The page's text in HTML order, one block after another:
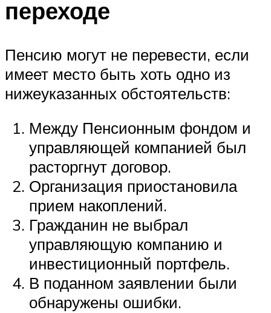
переходе
Пенсию могут не перевести, если
имеет место быть хоть одно из
нижеуказанных обстоятельств:
Между Пенсионным фондом и
управляющей компанией был
расторгнут договор.
Организация приостановила
прием накоплений.
Гражданин не выбрал
управляющую компанию и
инвестиционный портфель.
В поданном заявлении были
обнаружены ошибки.